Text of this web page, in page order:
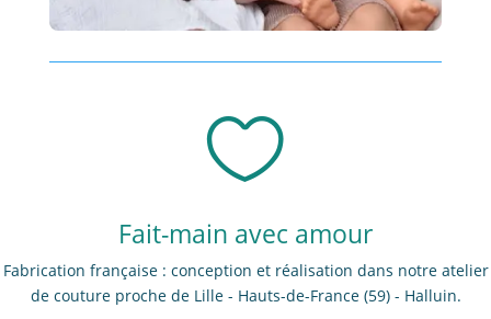

Fait-main avec amour
Fabrication française : conception et réalisation dans notre atelier
de couture proche de Lille - Hauts-de-France (59) - Halluin.